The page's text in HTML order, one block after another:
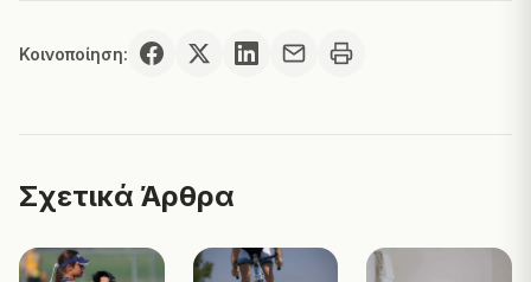
Κοινοποίηση:
Σχετικά Άρθρα